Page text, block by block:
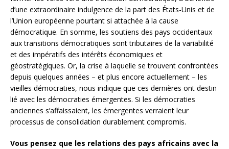
d’une extraordinaire indulgence de la part des États-Unis et de
l’Union européenne pourtant si attachée à la cause
démocratique. En somme, les soutiens des pays occidentaux
aux transitions démocratiques sont tributaires de la variabilité
et des impératifs des intérêts économiques et
géostratégiques. Or, la crise à laquelle se trouvent confrontées
depuis quelques années – et plus encore actuellement – les
vieilles démocraties, nous indique que ces dernières ont destin
lié avec les démocraties émergentes. Si les démocraties
anciennes s’affaissaient, les émergentes verraient leur
processus de consolidation durablement compromis.
Vous pensez que les relations des pays africains avec la